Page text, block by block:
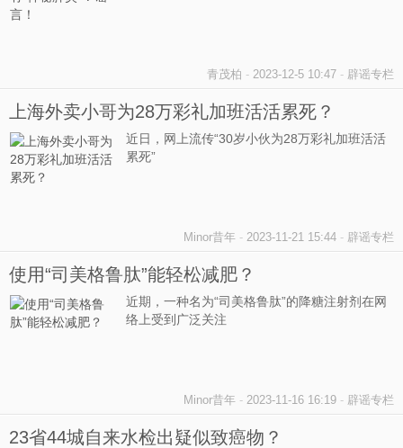
青茂柏 - 2023-12-5 10:47 - 辟谣专栏
上海外卖小哥为28万彩礼加班活活累死？
近日，网上流传“30岁小伙为28万彩礼加班活活
累死”
Minor昔年 - 2023-11-21 15:44 - 辟谣专栏
使用“司美格鲁肽”能轻松减肥？
近期，一种名为“司美格鲁肽”的降糖注射剂在网
络上受到广泛关注
Minor昔年 - 2023-11-16 16:19 - 辟谣专栏
23省44城自来水检出疑似致癌物？